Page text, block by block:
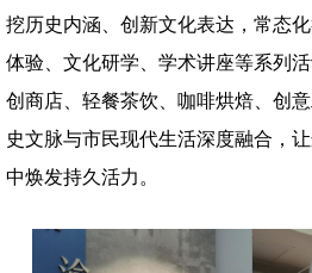
挖历史内涵、创新文化表达，常态
体验、文化研学、学术讲座等系列
创商店、轻餐茶饮、咖啡烘焙、创
史文脉与市民现代生活深度融合，
中焕发持久活力。